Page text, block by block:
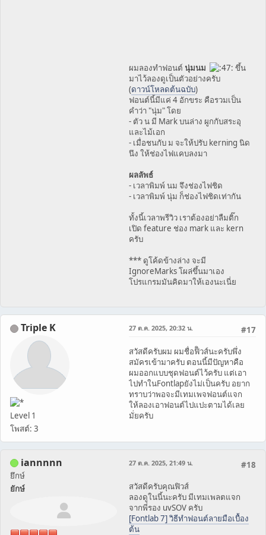
ผมลองทำฟอนต์นุ่มนม
ขึ้น
มาไว้ลองดูเป็นตัวอย่างครับ
(ดาวน์โหลดต้นฉบับ)
ฟอนต์นี้มีแค่ 4 อักขระ คือรวมเป็น
คำว่า "นุ่ม" โดย
- ตัว น มี Mark บนล่าง ผูกกับสระอุ
และไม้เอก
- เมื่อชนกับ ม จะให้ปรับ kerning นิด
นึง ให้ช่องไฟแคบลงมา
ผลลัพธ์
- เวลาพิมพ์ นม จึงช่องไฟชิด
- เวลาพิมพ์ นุ่ม ก็ช่องไฟชิดเท่ากัน
ทั้งนี้เวลาพรีวิว เราต้องอย่าลืมติ๊ก
เปิด feature ช่อง mark และ kern
ครับ
*** ดูโค้ดข้างล่าง จะมี
IgnoreMarks โผล่ขึ้นมาเอง
โปรแกรมมันคิดมาให้เองนะเนี่ย
Triple K
Level 1
โพสต์: 3
#17
27 ต.ค. 2025, 20:32 น.
สวัสดีครับผม ผมชื่อฟิิวส์นะครับพึ่ง
สมัครเข้ามาครับ ตอนนี้มีปัญหาคือ
ผมออกแบบชุดฟอนต์ไว้ครับ แต่เอา
ไปทำในFontlapยังไม่เป็นครับ อยาก
ทราบว่าพอจะมีเทมเพจฟอนต์แจก
ให้ลองเอาฟอนต์ไปแปะตามได้เลย
มั่ยครับ
iannnnn
ยึกษ์
ยักษ์
#18
27 ต.ค. 2025, 21:49 น.
สวัสดีครับคุณฟิวส์
ลองดูในนี้นะครับ มีเทมเพลตแจก
จากพี่รอง uvSOV ครับ
[Fontlab 7] วิธีทำฟอนต์ลายมือเบื้อง
ต้น